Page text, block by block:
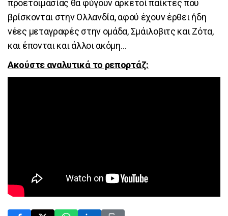
προετοιμασίας θα φύγουν αρκετοί παίκτες που
βρίσκονται στην Ολλανδία, αφού έχουν έρθει ήδη
νέες μεταγραφές στην ομάδα, Σμάιλοβιτς και Ζότα,
και έπονται και άλλοι ακόμη…
Ακούστε αναλυτικά το ρεπορτάζ: